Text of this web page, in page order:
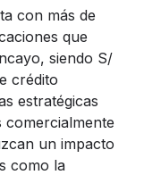
con más de
que
siendo S/
crédito
estratégicas
comercialmente
un impacto
como la